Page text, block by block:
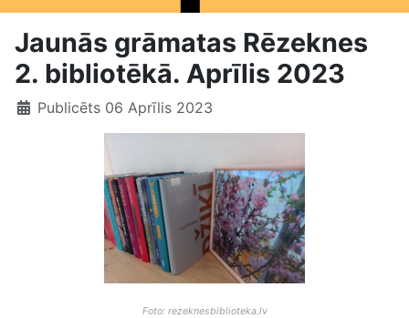
Jaunās grāmatas Rēzeknes
2. bibliotēkā. Aprīlis 2023
Publicēts 06 Aprīlis 2023
Foto: rezeknesbiblioteka.lv